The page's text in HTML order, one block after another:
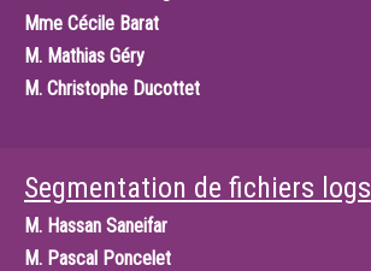
Mme Cécile Barat
M. Mathias Géry
M. Christophe Ducottet
Segmentation de fichiers logs
M. Hassan Saneifar
M. Pascal Poncelet